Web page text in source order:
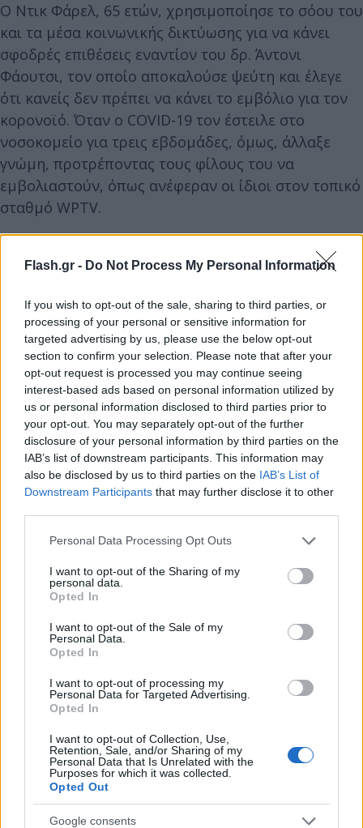
Flash.gr - Do Not Process My Personal Information
If you wish to opt-out of the sale, sharing to third parties, or
processing of your personal or sensitive information for
targeted advertising by us, please use the below opt-out
section to confirm your selection. Please note that after your
opt-out request is processed you may continue seeing
interest-based ads based on personal information utilized by
us or personal information disclosed to third parties prior to
your opt-out. You may separately opt-out of the further
disclosure of your personal information by third parties on the
IAB’s list of downstream participants. This information may
also be disclosed by us to third parties on the IAB’s List of
Downstream Participants that may further disclose it to other
Please note that this website/app uses one or more Google
not limited to your visit or usage behaviour. You may click to
grant or deny consent to Google and its third-party tags to
use your data for below specified purposes in below Google
consent section.
Personal Data Processing Opt Outs
I want to opt-out of the Sharing of my
personal data.
Opted In
I want to opt-out of the Sale of my
Personal Data.
Opted In
I want to opt-out of processing my
Personal Data for Targeted Advertising.
Opted In
I want to opt-out of Collection, Use,
Retention, Sale, and/or Sharing of my
Personal Data that Is Unrelated with the
Purposes for which it was collected.
Opted Out
Google consents
Ο Ντικ Φάρελ, 65 ετών, χρησιμοποίησε το σόου του
και τα μέσα κοινωνικής δικτύωσης για να κάνει
σφοδρές επιθέσεις εναντίον του δρ. Άντονι
Φάουτσι, τον οποίο αποκαλούσε ψεύτη και έλεγε
ότι κανείς δεν πρέπει να κάνει το εμβόλιο για τον
κορονοϊό. Όταν ο COVID-19 τον έστειλε στο
νοσοκομείο για τρεις εβδομάδες, όμως, άλλαξε
γνώμη, προτρέποντας τους φίλους του να
εμβολιαστούν, όπως ανέφεραν οι ίδιοι στον τοπικό
σταθμό WPTV.
Χρησιμοποιούσε τα κοινωνικά δίκτυα και έγραφε:
«Γιατί να πάρετε ένα εμβόλιο που προωθείται από
ανθρώπους που είπαν ψέματα για τις μάσκες».